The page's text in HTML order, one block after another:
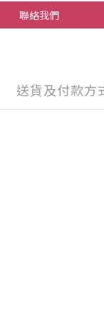
聯絡我們
送貨及付款方